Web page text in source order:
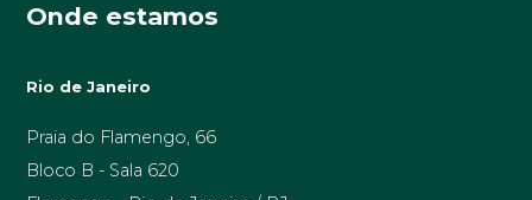
Onde estamos
Rio de Janeiro
Praia do Flamengo, 66
Bloco B - Sala 620